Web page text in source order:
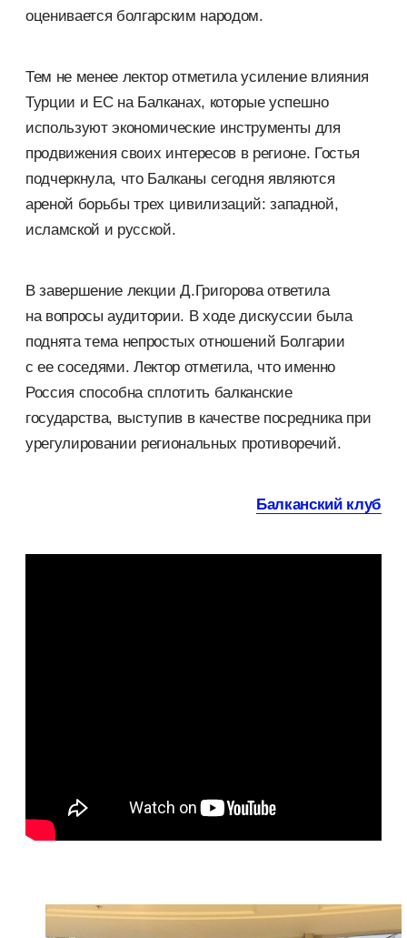
оценивается болгарским народом.
Тем не менее лектор отметила усиление влияния
Турции и ЕС на Балканах, которые успешно
используют экономические инструменты для
продвижения своих интересов в регионе. Гостья
подчеркнула, что Балканы сегодня являются
ареной борьбы трех цивилизаций: западной,
исламской и русской.
В завершение лекции Д.Григорова ответила
на вопросы аудитории. В ходе дискуссии была
поднята тема непростых отношений Болгарии
с ее соседями. Лектор отметила, что именно
Россия способна сплотить балканские
государства, выступив в качестве посредника при
урегулировании региональных противоречий.
Балканский клуб